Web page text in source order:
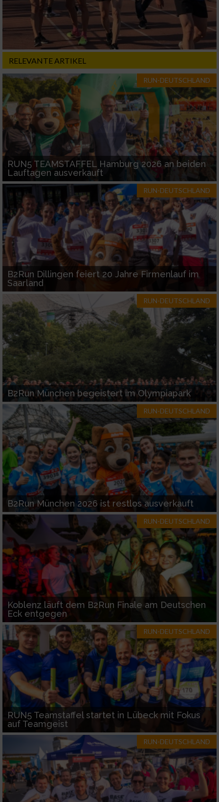
RELEVANTE ARTIKEL
RUN-DEUTSCHLAND
RUN5 TEAMSTAFFEL Hamburg 2026 an beiden
Lauftagen ausverkauft
RUN-DEUTSCHLAND
B2Run Dillingen feiert 20 Jahre Firmenlauf im
Saarland
RUN-DEUTSCHLAND
B2Run München begeistert im Olympiapark
RUN-DEUTSCHLAND
B2Run München 2026 ist restlos ausverkauft
RUN-DEUTSCHLAND
Koblenz läuft dem B2Run Finale am Deutschen
Eck entgegen
RUN-DEUTSCHLAND
RUN5 Teamstaffel startet in Lübeck mit Fokus
auf Teamgeist
RUN-DEUTSCHLAND